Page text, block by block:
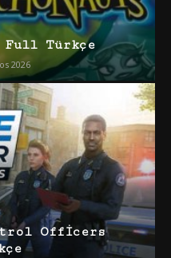
Full Türkçe
2026
Officers